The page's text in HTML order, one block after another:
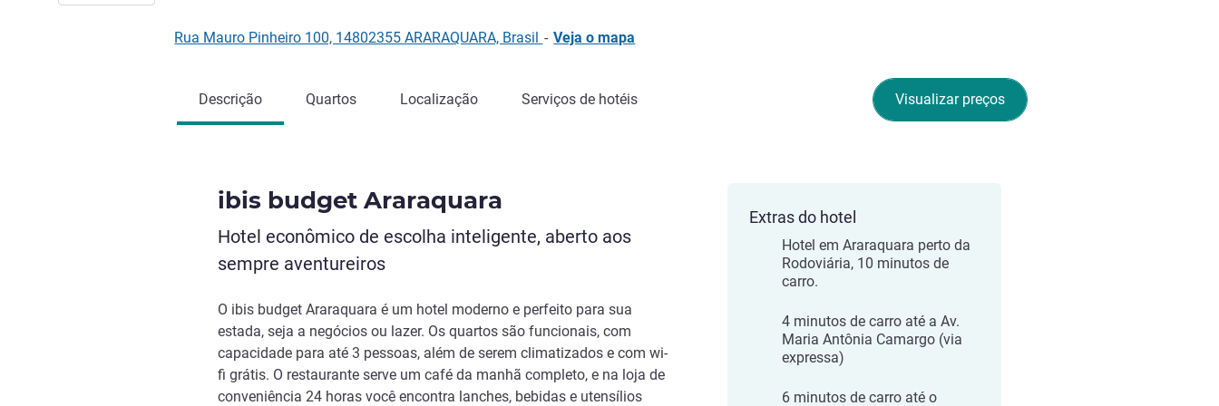
Rua Mauro Pinheiro 100, 14802355 ARARAQUARA, Brasil - Veja o mapa
Visualizar preços
Descrição Quartos Localização Serviços de hotéis
ibis budget Araraquara
Hotel econômico de escolha inteligente, aberto aos
sempre aventureiros
O ibis budget Araraquara é um hotel moderno e perfeito para sua
estada, seja a negócios ou lazer. Os quartos são funcionais, com
capacidade para até 3 pessoas, além de serem climatizados e com wi-
fi grátis. O restaurante serve um café da manhã completo, e na loja de
conveniência 24 horas você encontra lanches, bebidas e utensílios
Extras do hotel
Hotel em Araraquara perto da
Rodoviária, 10 minutos de
carro.
4 minutos de carro até a Av.
Maria Antônia Camargo (via
expressa)
6 minutos de carro até o